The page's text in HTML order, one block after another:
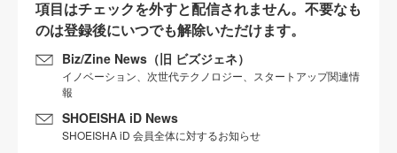
項目はチェックを外すと配信されません。不要なも
のは登録後にいつでも解除いただけます。
Biz/Zine News（旧 ビズジェネ）
イノベーション、次世代テクノロジー、スタートアップ関連情
報
SHOEISHA iD News
SHOEISHA iD 会員全体に対するお知らせ